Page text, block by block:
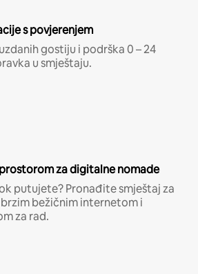
s povjerenjem
gostiju i podrška 0 – 24
u smještaju.
za digitalne nomade
putujete? Pronađite smještaj za
bežičnim internetom i
za rad.